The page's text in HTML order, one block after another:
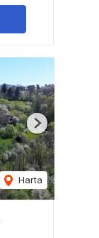
Harta
Next